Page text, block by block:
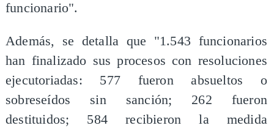
funcionario".
Además, se detalla que "1.543 funcionarios
han finalizado sus procesos con resoluciones
ejecutoriadas: 577 fueron absueltos o
sobreseídos sin sanción; 262 fueron
destituidos; 584 recibieron la medida